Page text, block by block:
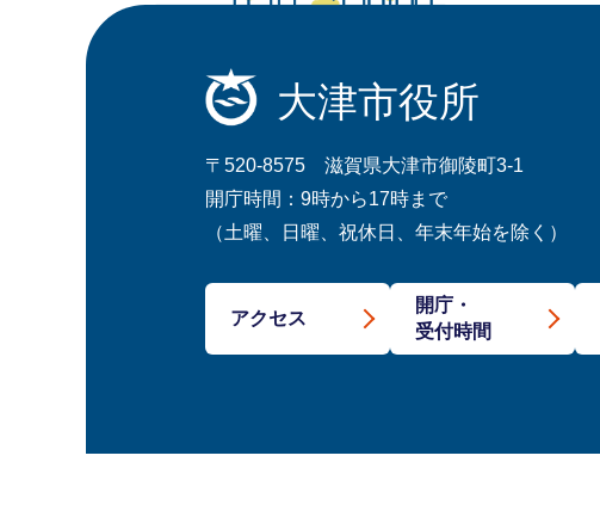
大津市役所
〒520-8575 滋賀県大津市御陵町3-1
開庁時間：9時から17時まで
（土曜、日曜、祝休日、年末年始を除く）
アクセス
開庁・
受付時間